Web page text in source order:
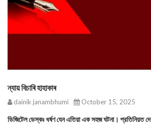
ন্যায় বিচাৰি হাহাকাৰ
dainik janambhumi October 15, 2025
ডিজিটেল ডেস্কঃ ধর্ষণ যেন এতিয়া এক সহজ ঘটনা। প্রতিনিয়ত